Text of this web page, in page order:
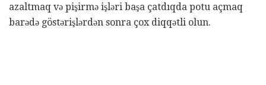
azaltmaq və pişirmə işləri başa çatdıqda potu açmaq
barədə göstərişlərdən sonra çox diqqətli olun.